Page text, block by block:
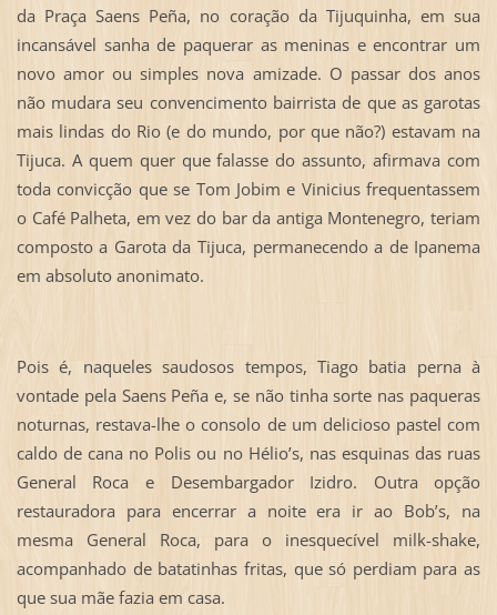
da Praça Saens Peña, no coração da Tijuquinha, em sua
incansável sanha de paquerar as meninas e encontrar um
novo amor ou simples nova amizade. O passar dos anos
não mudara seu convencimento bairrista de que as garotas
mais lindas do Rio (e do mundo, por que não?) estavam na
Tijuca. A quem quer que falasse do assunto, afirmava com
toda convicção que se Tom Jobim e Vinicius frequentassem
o Café Palheta, em vez do bar da antiga Montenegro, teriam
composto a Garota da Tijuca, permanecendo a de Ipanema
em absoluto anonimato.
Pois é, naqueles saudosos tempos, Tiago batia perna à
vontade pela Saens Peña e, se não tinha sorte nas paqueras
noturnas, restava-lhe o consolo de um delicioso pastel com
caldo de cana no Polis ou no Hélio’s, nas esquinas das ruas
General Roca e Desembargador Izidro. Outra opção
restauradora para encerrar a noite era ir ao Bob’s, na
mesma General Roca, para o inesquecível milk-shake,
acompanhado de batatinhas fritas, que só perdiam para as
que sua mãe fazia em casa.